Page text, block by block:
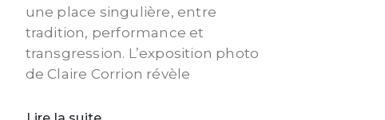
une place singulière, entre
tradition, performance et
transgression. L’exposition photo
de Claire Corrion révèle